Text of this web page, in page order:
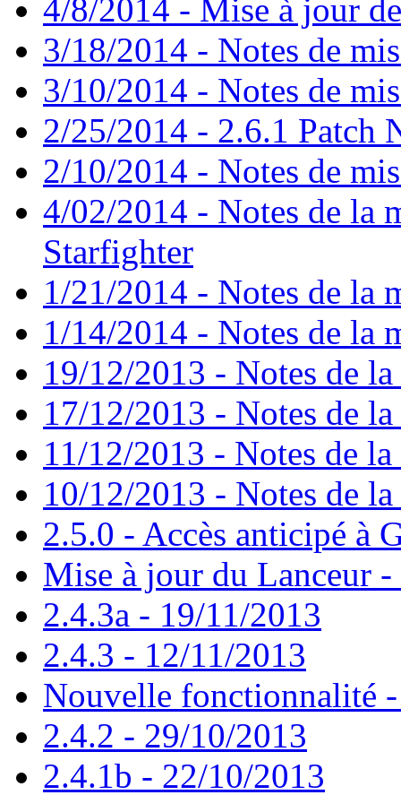
4/8/2014 - Mise à jour
3/18/2014 - Notes de
3/10/2014 - Notes de
2/25/2014 - 2.6.1 Patch
2/10/2014 - Notes de
4/02/2014 - Notes de la
Starfighter
1/21/2014 - Notes de la
1/14/2014 - Notes de la
19/12/2013 - Notes de
17/12/2013 - Notes de
11/12/2013 - Notes de
10/12/2013 - Notes de
2.5.0 - Accès anticipé à
Mise à jour du Lanceur
2.4.3a - 19/11/2013
2.4.3 - 12/11/2013
Nouvelle fonctionnalité
2.4.2 - 29/10/2013
2.4.1b - 22/10/2013